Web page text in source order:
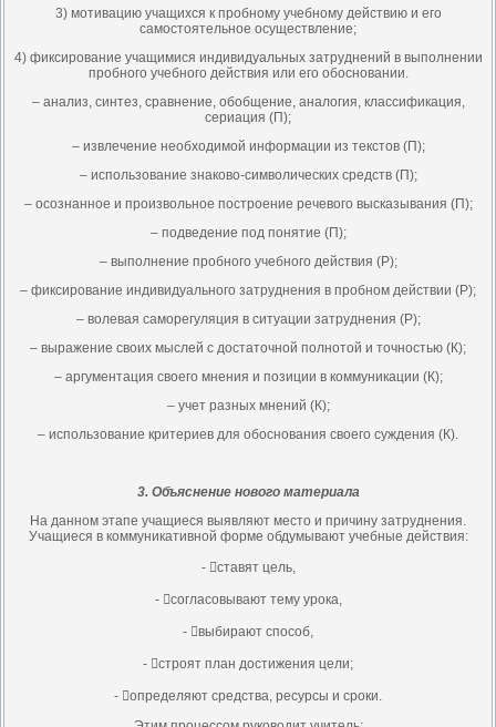
3) мотивацию учащихся к пробному учебному действию и его
самостоятельное осуществление;
4) фиксирование учащимися индивидуальных затруднений в выполнении
пробного учебного действия или его обосновании.
– анализ, синтез, сравнение, обобщение, аналогия, классификация,
сериация (П);
– извлечение необходимой информации из текстов (П);
– использование знаково-символических средств (П);
– осознанное и произвольное построение речевого высказывания (П);
– подведение под понятие (П);
– выполнение пробного учебного действия (Р);
– фиксирование индивидуального затруднения в пробном действии (Р);
– волевая саморегуляция в ситуации затруднения (Р);
– выражение своих мыслей с достаточной полнотой и точностью (К);
– аргументация своего мнения и позиции в коммуникации (К);
– учет разных мнений (К);
– использование критериев для обоснования своего суждения (К).
3. Объяснение нового материала
На данном этапе учащиеся выявляют место и причину затруднения.
Учащиеся в коммуникативной форме обдумывают учебные действия:
- ставят цель,
- согласовывают тему урока,
- выбирают способ,
- строят план достижения цели;
- определяют средства, ресурсы и сроки.